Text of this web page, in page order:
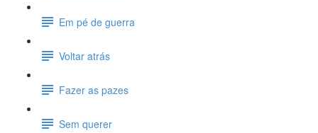
Em pé de guerra
Voltar atrás
Fazer as pazes
Sem querer